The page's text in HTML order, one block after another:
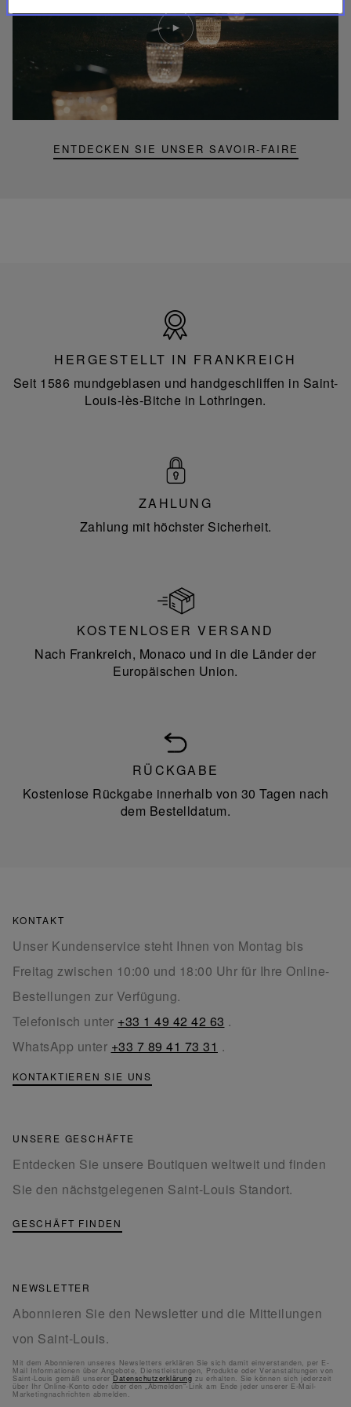
ENTDECKEN SIE UNSER SAVOIR-FAIRE
abspielen
YouTube-
Video,
Folia
Mini-
Portable-
Frankreich
HERGESTELLT IN FRANKREICH
Seit 1586 mundgeblasen und handgeschliffen in Saint-
Louis-lès-Bitche in Lothringen.
ZAHLUNG
Zahlung mit höchster Sicherheit.
KOSTENLOSER VERSAND
Nach Frankreich, Monaco und in die Länder der
Europäischen Union.
RÜCKGABE
Kostenlose Rückgabe innerhalb von 30 Tagen nach
dem Bestelldatum.
KONTAKT
Unser Kundenservice steht Ihnen von Montag bis
Freitag zwischen 10:00 und 18:00 Uhr für Ihre Online-
Bestellungen zur Verfügung.
Telefonisch unter +33 1 49 42 42 63 .
WhatsApp unter +33 7 89 41 73 31 .
KONTAKTIEREN SIE UNS
UNSERE GESCHÄFTE
Entdecken Sie unsere Boutiquen weltweit und finden
Sie den nächstgelegenen Saint-Louis Standort.
GESCHÄFT FINDEN
NEWSLETTER
Abonnieren Sie den Newsletter und die Mitteilungen
von Saint-Louis.
Mit dem Abonnieren unseres Newsletters erklären Sie sich damit einverstanden, per E-
Mail Informationen über Angebote, Dienstleistungen, Produkte oder Veranstaltungen von
Saint-Louis gemäß unserer Datenschutzerklärung zu erhalten. Sie können sich jederzeit
über Ihr Online-Konto oder über den „Abmelden“-Link am Ende jeder unserer E-Mail-
Marketingnachrichten abmelden.